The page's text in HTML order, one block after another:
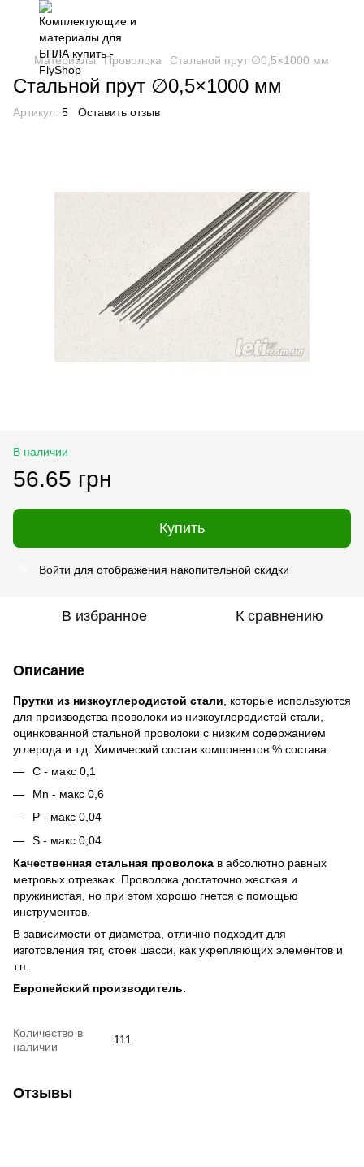
Материалы Проволока Стальной прут ∅0,5×1000 мм
Стальной прут ∅0,5×1000 мм
Артикул: 5 Оставить отзыв
В наличии
56.65 грн
Купить
Войти для отображения накопительной скидки
В избранное К сравнению
Описание
Прутки из низкоуглеродистой стали , которые используются
для производства проволоки из низкоуглеродистой стали,
оцинкованной стальной проволоки с низким содержанием
углерода и т.д. Химический состав компонентов % состава:
C - макс 0,1
Mn - макс 0,6
P - макс 0,04
S - макс 0,04
Качественная стальная проволока в абсолютно равных
метровых отрезках. Проволока достаточно жесткая и
пружинистая, но при этом хорошо гнется с помощью
инструментов.
В зависимости от диаметра, отлично подходит для
изготовления тяг, стоек шасси, как укрепляющих элементов и
т.п.
Европейский производитель.
Количество в
наличии
111
Отзывы